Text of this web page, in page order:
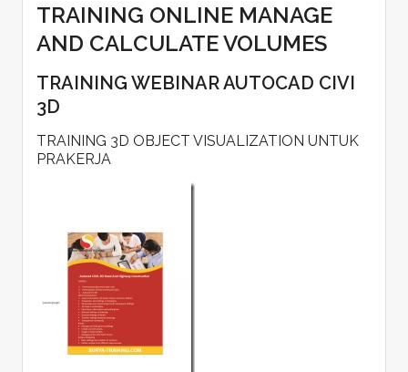
TRAINING ONLINE MANAGE
AND CALCULATE VOLUMES
TRAINING WEBINAR AUTOCAD CIVI
3D
TRAINING 3D OBJECT VISUALIZATION UNTUK
PRAKERJA